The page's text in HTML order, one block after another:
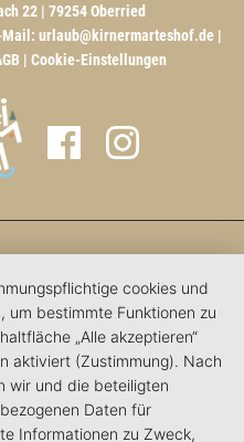
22 | 79254 Oberried
Mail: urlaub@kirnermarteshof.de |
| Cookie-Einstellungen
cookies und
um bestimmte Funktionen zu
„Alle akzeptieren“
aktiviert (Zustimmung). Nach
wir und die beteiligten
Daten für
Informationen zu Zweck,